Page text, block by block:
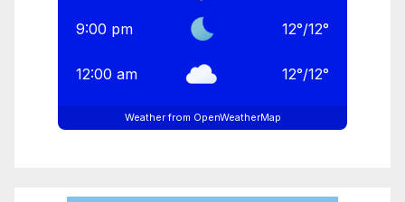
9:00 pm 12°/12°
12:00 am 12°/12°
Weather from OpenWeatherMap